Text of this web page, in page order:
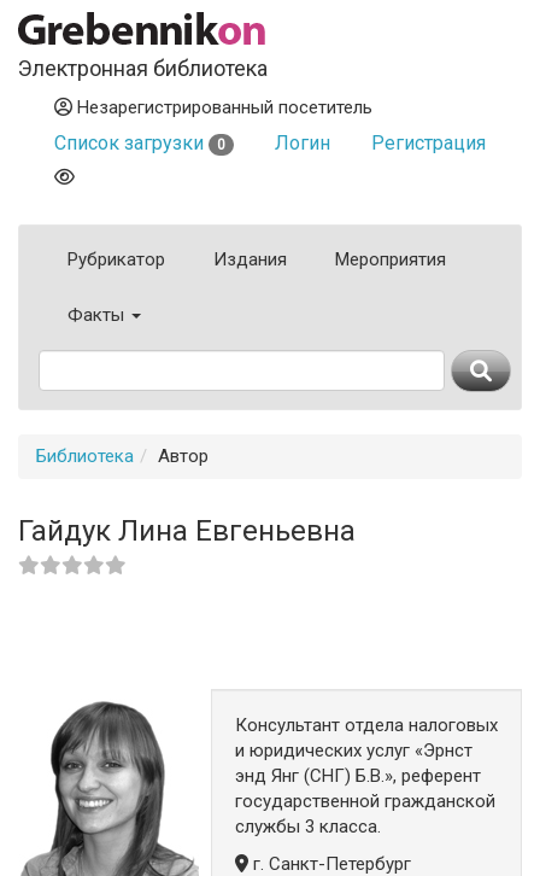
Электронная библиотека
Незарегистрированный посетитель
Список загрузки 0 Логин Регистрация
Рубрикатор Издания Мероприятия
Факты
Библиотека Автор
Гайдук Лина Евгеньевна
Консультант отдела налоговых
и юридических услуг «Эрнст
энд Янг (СНГ) Б.В.», референт
государственной гражданской
службы 3 класса.
г. Санкт-Петербург